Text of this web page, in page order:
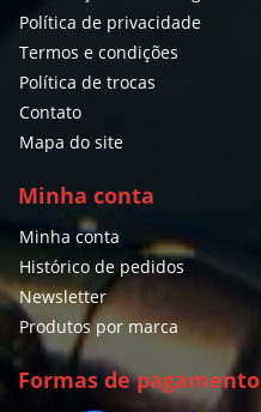
Política de privacidade
Termos e condições
Política de trocas
Contato
Mapa do site
Minha conta
Minha conta
Histórico de pedidos
Newsletter
Produtos por marca
Formas de pagamento